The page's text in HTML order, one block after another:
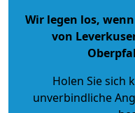
Wir legen los,
von
Holen Sie sich
unverbindliche